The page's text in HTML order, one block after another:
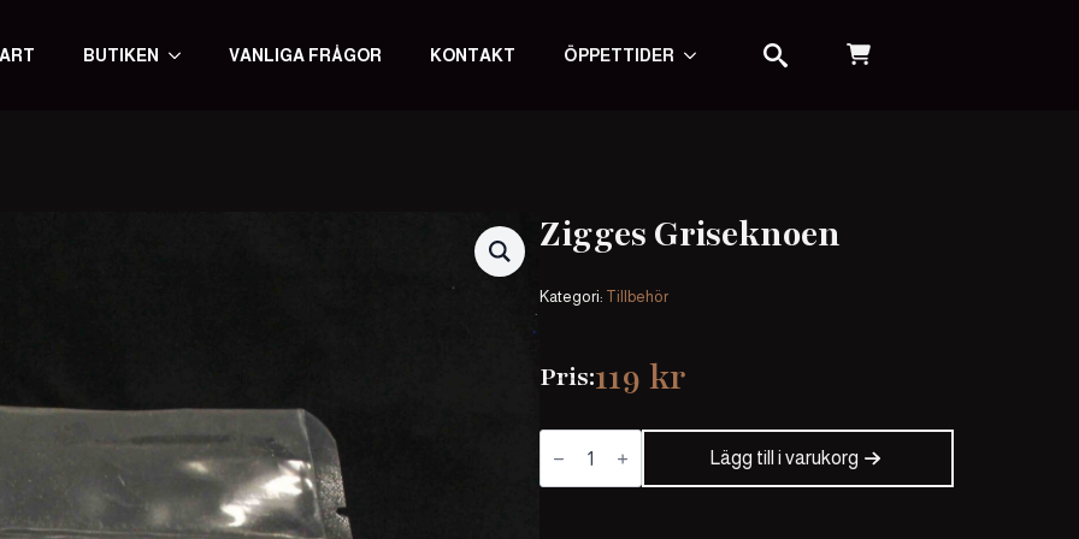
BUTIKEN VANLIGA FRÅGOR KONTAKT
ÖPPETTIDER
Zigges Griseknoen
Kategori: Tillbehör
Pris:119 kr
Zigges
Griseknoen
Lägg till i varukorg